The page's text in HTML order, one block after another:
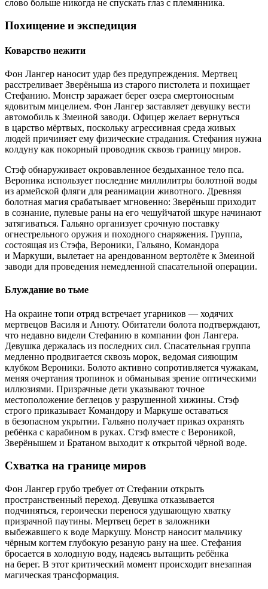
слово больше никогда не спускать глаз с племянника.
Похищение и экспедиция
Коварство нежити
Фон Лангер наносит удар без предупреждения. Мертвец
расстреливает Зверёныша из старого пистолета и похищает
Стефанию. Монстр заражает берег озера смертоносным
ядовитым мицелием. Фон Лангер заставляет девушку вести
автомобиль к Змеиной заводи. Офицер желает вернуться
в царство мёртвых, поскольку агрессивная среда живых
людей причиняет ему физические страдания. Стефания нужна
колдуну как покорный проводник сквозь границу миров.
Стэф обнаруживает окровавленное бездыханное тело пса.
Вероника использует последние миллилитры болотной воды
из армейской фляги для реанимации животного. Древняя
болотная магия срабатывает мгновенно: Зверёныш приходит
в сознание, пулевые раны на его чешуйчатой шкуре начинают
затягиваться. Гальяно организует срочную поставку
огнестрельного оружия и походного снаряжения. Группа,
состоящая из Стэфа, Вероники, Гальяно, Командора
и Маркуши, вылетает на арендованном вертолёте к Змеиной
заводи для проведения немедленной спасательной операции.
Блуждание во тьме
На окраине топи отряд встречает угарников — ходячих
мертвецов Василя и Анюту. Обитатели болота подтверждают,
что недавно видели Стефанию в компании фон Лангера.
Девушка держалась из последних сил. Спасательная группа
медленно продвигается сквозь морок, ведомая сияющим
клубком Вероники. Болото активно сопротивляется чужакам,
меняя очертания тропинок и обманывая зрение оптическими
иллюзиями. Призрачные дети указывают точное
местоположение беглецов у разрушенной хижины. Стэф
строго приказывает Командору и Маркуше оставаться
в безопасном укрытии. Гальяно получает приказ охранять
ребёнка с карабином в руках. Стэф вместе с Вероникой,
Зверёнышем и Братаном выходит к открытой чёрной воде.
Схватка на границе миров
Фон Лангер грубо требует от Стефании открыть
пространственный переход. Девушка отказывается
подчиняться, героически перенося удушающую хватку
призрачной паутины. Мертвец берет в заложники
выбежавшего к воде Маркушу. Монстр наносит мальчику
чёрным когтем глубокую резаную рану на шее. Стефания
бросается в холодную воду, надеясь вытащить ребёнка
на берег. В этот критический момент происходит внезапная
магическая трансформация.